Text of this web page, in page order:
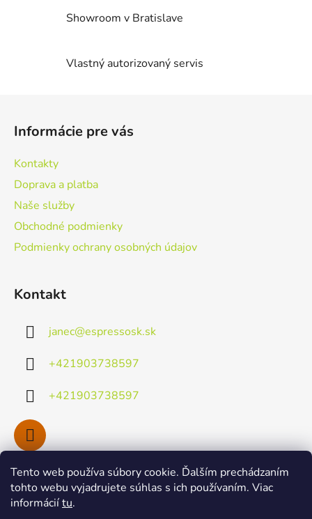
Tento web používa súbory cookie. Ďalším prechádzaním
tohto webu vyjadrujete súhlas s ich používaním. Viac
informáciítu.
Showroom v Bratislave
Vlastný autorizovaný servis
Informácie pre vás
Kontakty
Doprava a platba
Naše služby
Obchodné podmienky
Podmienky ochrany osobných údajov
Kontakt
janec@espressosk.sk
+421903738597
+421903738597
Facebook